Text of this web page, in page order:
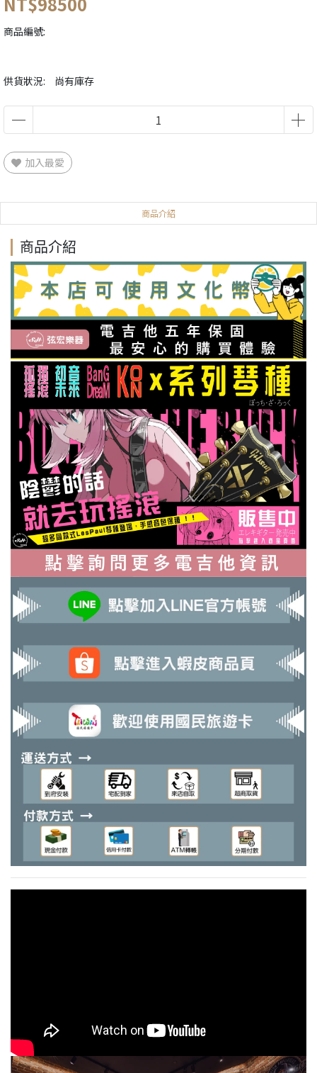
商品編號:
供貨狀況: 尚有庫存
加入最愛
商品介紹
商品介紹